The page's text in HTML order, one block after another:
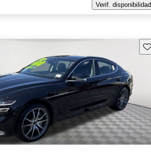
Verif. disponibilidad